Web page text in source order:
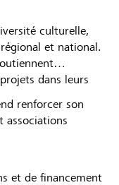
culturelle,
et national.
dans leurs
renforcer son
associations
et de financement